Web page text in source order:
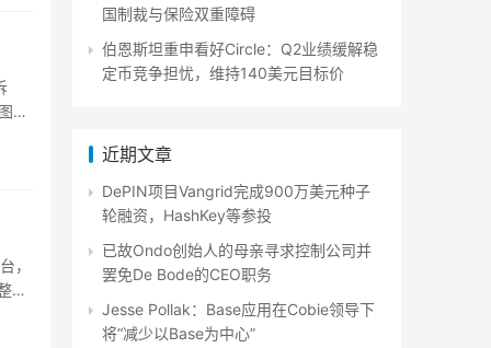
自
，
合
国制裁与保险双重障碍
伯恩斯坦重申看好Circle：Q2业绩缓解稳
定币竞争担忧，维持140美元目标价
近期文章
DePIN项目Vangrid完成900万美元种子
轮融资，HashKey等参投
已故Ondo创始人的母亲寻求控制公司并
罢免De Bode的CEO职务
Jesse Pollak：Base应用在Cobie领导下
将“减少以Base为中心”